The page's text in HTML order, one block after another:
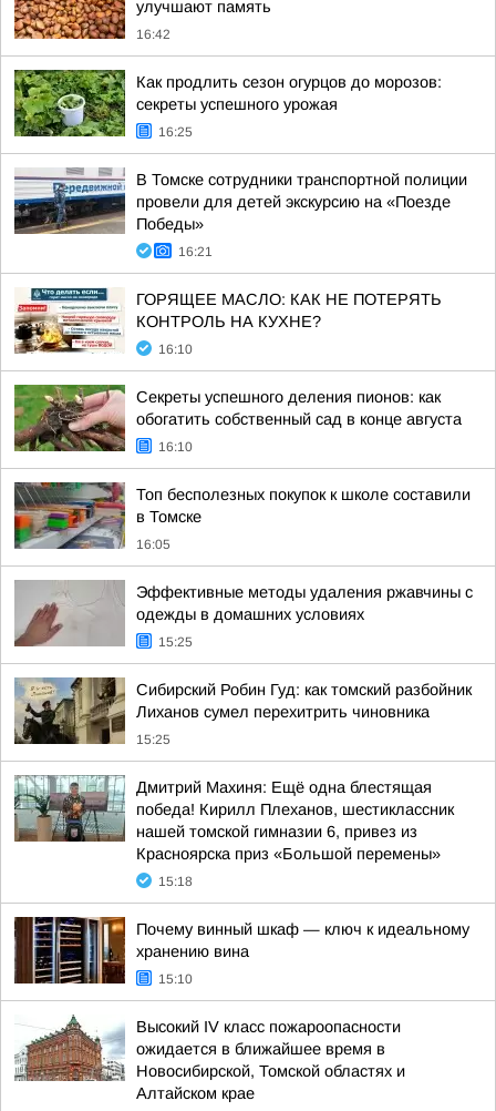
улучшают память
16:42
Как продлить сезон огурцов до морозов:
секреты успешного урожая
16:25
В Томске сотрудники транспортной полиции
провели для детей экскурсию на «Поезде
Победы»
16:21
ГОРЯЩЕЕ МАСЛО: КАК НЕ ПОТЕРЯТЬ
КОНТРОЛЬ НА КУХНЕ?
16:10
Секреты успешного деления пионов: как
обогатить собственный сад в конце августа
16:10
Топ бесполезных покупок к школе составили
в Томске
16:05
Эффективные методы удаления ржавчины с
одежды в домашних условиях
15:25
Сибирский Робин Гуд: как томский разбойник
Лиханов сумел перехитрить чиновника
15:25
Дмитрий Махиня: Ещё одна блестящая
победа! Кирилл Плеханов, шестиклассник
нашей томской гимназии 6, привез из
Красноярска приз «Большой перемены»
15:18
Почему винный шкаф — ключ к идеальному
хранению вина
15:10
Высокий IV класс пожароопасности
ожидается в ближайшее время в
Новосибирской, Томской областях и
Алтайском крае